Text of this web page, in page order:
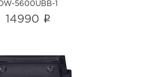
DW-5600UBB-1
14990 i